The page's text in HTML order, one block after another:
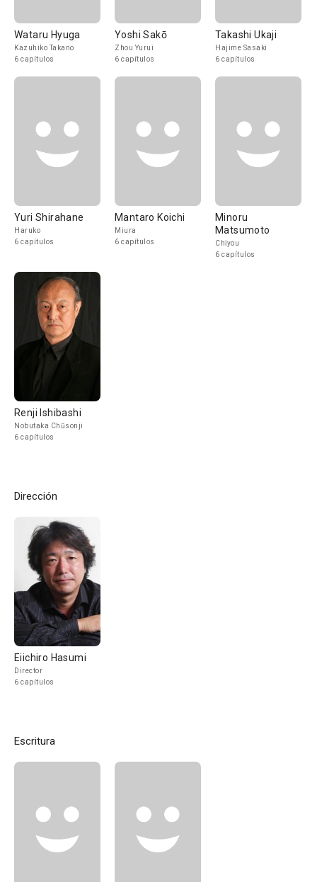
Wataru Hyuga
Kazuhiko Takano
6 capítulos
Yoshi Sakō
Zhou Yurui
6 capítulos
Takashi Ukaji
Hajime Sasaki
6 capítulos
Yuri Shirahane
Haruko
6 capítulos
Mantaro Koichi
Miura
6 capítulos
Minoru
Matsumoto
Chīyou
6 capítulos
Renji Ishibashi
Nobutaka Chūsonji
6 capítulos
Dirección
Eiichiro Hasumi
Director
6 capítulos
Escritura